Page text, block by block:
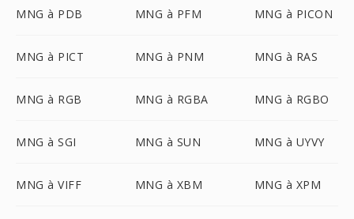
MNG à PDB MNG à PFM MNG à PICON
MNG à PICT MNG à PNM MNG à RAS
MNG à RGB MNG à RGBA MNG à RGBO
MNG à SGI MNG à SUN MNG à UYVY
MNG à VIFF MNG à XBM MNG à XPM